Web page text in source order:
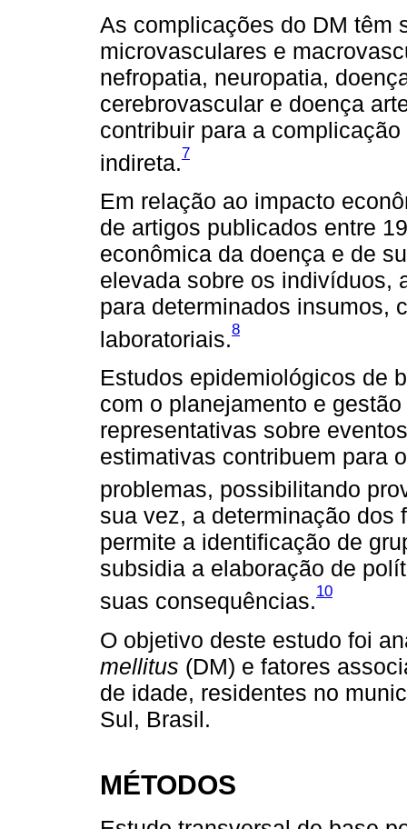
As complicações do DM têm
microvasculares e
nefropatia, neuropatia,
cerebrovascular e doença
contribuir para a
indireta.7
Em relação ao impacto
de artigos publicados entre
econômica da doença e de
elevada sobre os indivíduos,
para determinados insumos,
laboratoriais.8
Estudos epidemiológicos de
com o planejamento e
representativas sobre
estimativas contribuem para
problemas, possibilitando
sua vez, a determinação dos
permite a identificação de
subsidia a elaboração de
suas consequências.10
O objetivo deste estudo foi
mellitus (DM) e fatores
de idade, residentes no
Sul, Brasil.
MÉTODOS